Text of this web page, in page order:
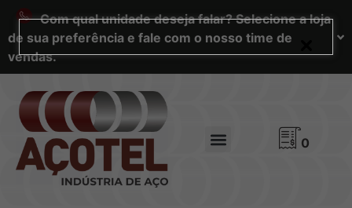
Com qual unidade deseja falar? Selecione a loja
de sua preferência e fale com o nosso time de
vendas.
0